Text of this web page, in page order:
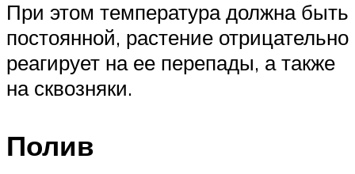
При этом температура должна быть
постоянной, растение отрицательно
реагирует на ее перепады, а также
на сквозняки.
Полив